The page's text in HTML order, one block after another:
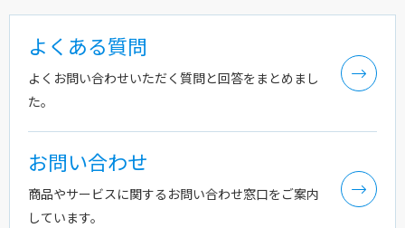
よくある質問
よくお問い合わせいただく質問と回答をまとめまし
た。
お問い合わせ
商品やサービスに関するお問い合わせ窓口をご案内
しています。